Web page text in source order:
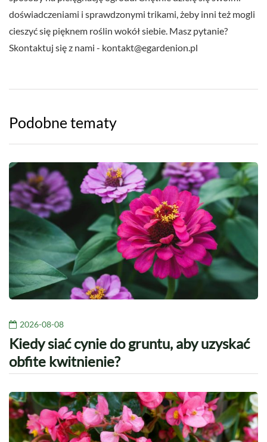
doświadczeniami i sprawdzonymi trikami, żeby inni też mogli
cieszyć się pięknem roślin wokół siebie. Masz pytanie?
Skontaktuj się z nami - kontakt@egardenion.pl
Podobne tematy
2026-08-08
Kiedy siać cynie do gruntu, aby uzyskać
obfite kwitnienie?